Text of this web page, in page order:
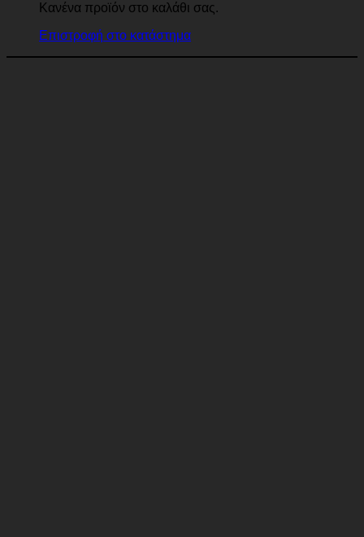
Κανένα προϊόν στο καλάθι σας.
Επιστροφή στο κατάστημα